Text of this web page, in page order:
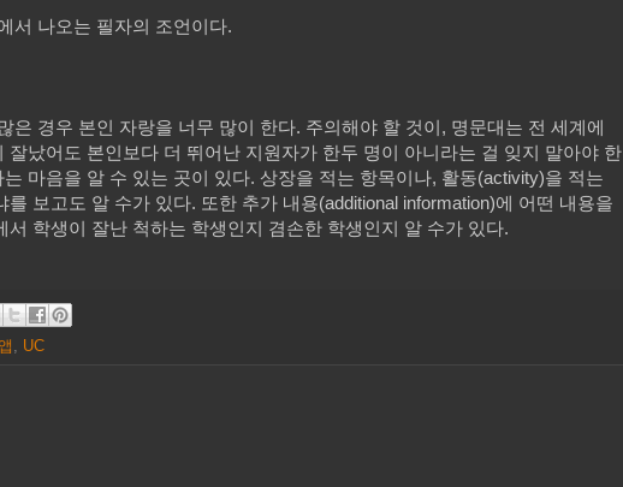
서 나오는 필자의 조언이다.
경우 본인 자랑을 너무 많이 한다. 주의해야 할 것이, 명문대는 전 세계에
났어도 본인보다 더 뛰어난 지원자가 한두 명이 아니라는 걸 잊지 말아야 한
마음을 알 수 있는 곳이 있다. 상장을 적는 항목이나, 활동(activity)을 적는
보고도 알 수가 있다. 또한 추가 내용(additional information)에 어떤 내용을
학생이 잘난 척하는 학생인지 겸손한 학생인지 알 수가 있다.
, UC